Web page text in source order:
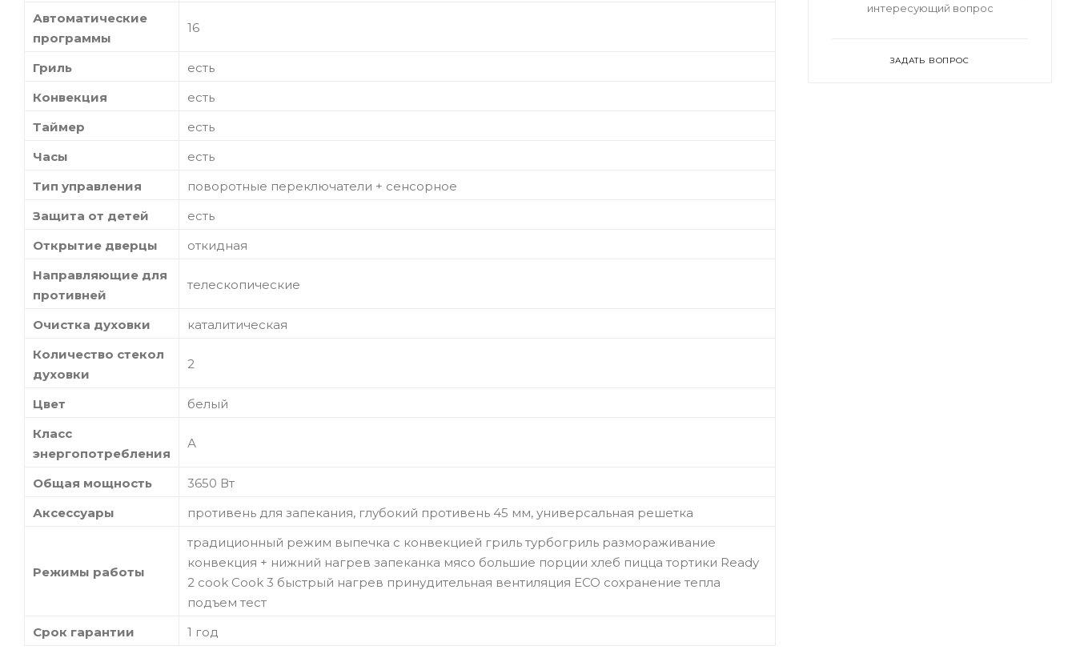
Автоматические
программы
16
Гриль
есть
Конвекция
есть
Таймер
есть
Часы
есть
Тип управления
поворотные переключатели + сенсорное
Защита от детей
есть
Открытие дверцы
откидная
Направляющие для
противней
телескопические
Очистка духовки
каталитическая
Количество стекол
духовки
2
Цвет
белый
Класс
энергопотребления
А
Общая мощность
3650 Вт
Аксессуары
противень для запекания, глубокий противень 45 мм, универсальная решетка
Режимы работы
традиционный режим выпечка с конвекцией гриль турбогриль размораживание
конвекция + нижний нагрев запеканка мясо большие порции хлеб пицца тортики Ready
2 cook Cook 3 быстрый нагрев принудительная вентиляция ECO сохранение тепла
подъем тест
Срок гарантии
1 год
интересующий вопрос
ЗАДАТЬ ВОПРОС